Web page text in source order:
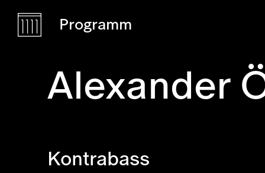
Programm
Alexander
Kontrabass